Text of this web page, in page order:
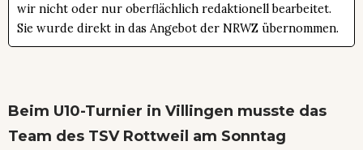
wir nicht oder nur oberflächlich redaktionell bearbeitet.
Sie wurde direkt in das Angebot der NRWZ übernommen.
Beim U10-Turnier in Villingen musste das
Team des TSV Rottweil am Sonntag